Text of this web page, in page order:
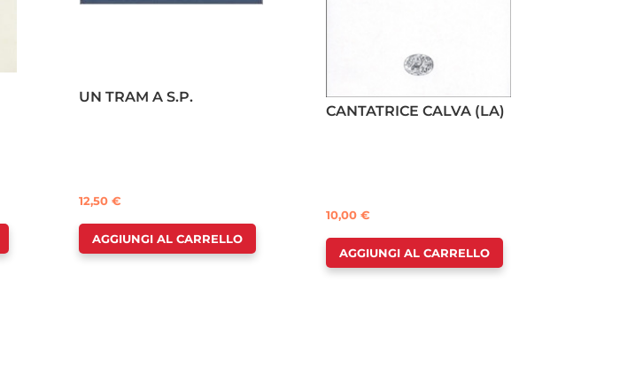
UN TRAM A S.P.
12,50€
AGGIUNGI AL CARRELLO
CANTATRICE CALVA (LA)
10,00€
AGGIUNGI AL CARRELLO